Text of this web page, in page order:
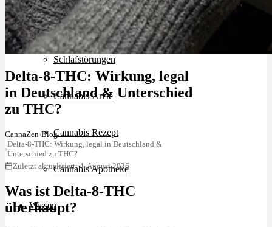
Depressionen
Schlafstörungen
Cannabis Ärzte
Cannabis Rezept
Cannabis Apotheke
Wissen
Delta-8-THC: Wirkung, legal
in Deutschland & Unterschied
zu THC?
CannaZen›Blog
›
Delta-8-THC: Wirkung, legal in Deutschland &
Unterschied zu THC?
Zuletzt aktualisiert: 4. August 2026
Was ist Delta-8-THC
überhaupt?